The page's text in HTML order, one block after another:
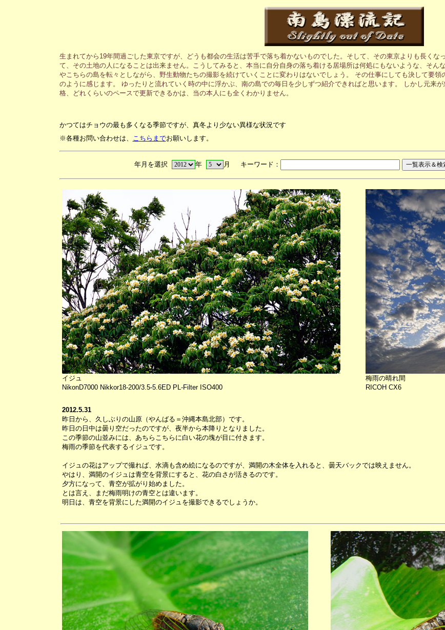
生まれてから19年間過ごした東京ですが、どうも都会の生活は苦手で落ち着かないものでした。そして、その東京よりも長くな
て、その土地の人になることは出来ません。こうしてみると、本当に自分自身の落ち着ける居場所は何処にもないような、そん
やこちらの島を転々としながら、野生動物たちの撮影を続けていくことに変わりはないでしょう。 その仕事にしても決して要
のように感じます。 ゆったりと流れていく時の中に浮かぶ、南の島での毎日を少しずつ紹介できればと思います。 しかし元来
格、どれくらいのペースで更新できるかは、当の本人にも全くわかりません。
かつてはチョウの最も多くなる季節ですが、真冬より少ない異様な状況です
※各種お問い合わせは、 こちらまでお願いします。
年月を選択 年 月 キーワード：
イジュ
NikonD7000 Nikkor18-200/3.5-5.6ED PL-Filter ISO400
梅雨の晴れ間
RICOH CX6
2012.5.31
昨日から、久しぶりの山原（やんばる＝沖縄本島北部）です。
昨日の日中は曇り空だったのですが、夜半から本降りとなりました。
この季節の山並みには、あちらこちらに白い花の塊が目に付きます。
梅雨の季節を代表するイジュです。
イジュの花はアップで撮れば、水滴も含め絵になるのですが、満開の木全体を入れると、曇天バックでは映えません。
やはり、満開のイジュは青空を背景にすると、花の白さが活きるのです。
夕方になって、青空が拡がり始めました。
とは言え、まだ梅雨明けの青空とは違います。
明日は、青空を背景にした満開のイジュを撮影できるでしょうか。